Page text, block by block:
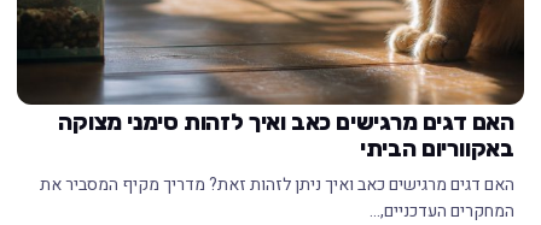
האם דגים מרגישים כאב ואיך לזהות סימני מצוקה
באקווריום הביתי
האם דגים מרגישים כאב ואיך ניתן לזהות זאת? מדריך מקיף המסביר את
המחקרים העדכניים,…